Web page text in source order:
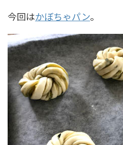
今回はかぼちゃパン。